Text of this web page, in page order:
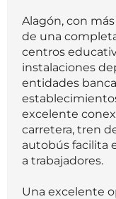
Alagón, con
de una
centros
instalaciones
entidades
excelente
carretera, tren
autobús facilita
a trabajadores.
Una excelente